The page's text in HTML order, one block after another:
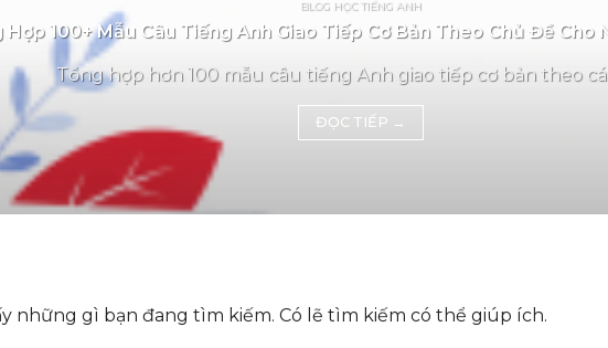
BLOG HỌC TIẾNG ANH
Hợp 100+ Mẫu Câu Tiếng Anh Giao Tiếp Cơ Bản Theo Chủ Đề Cho
Tổng hợp hơn 100 mẫu câu tiếng Anh giao tiếp cơ bản theo
ĐỌC TIẾP →
những gì bạn đang tìm kiếm. Có lẽ tìm kiếm có thể giúp ích.